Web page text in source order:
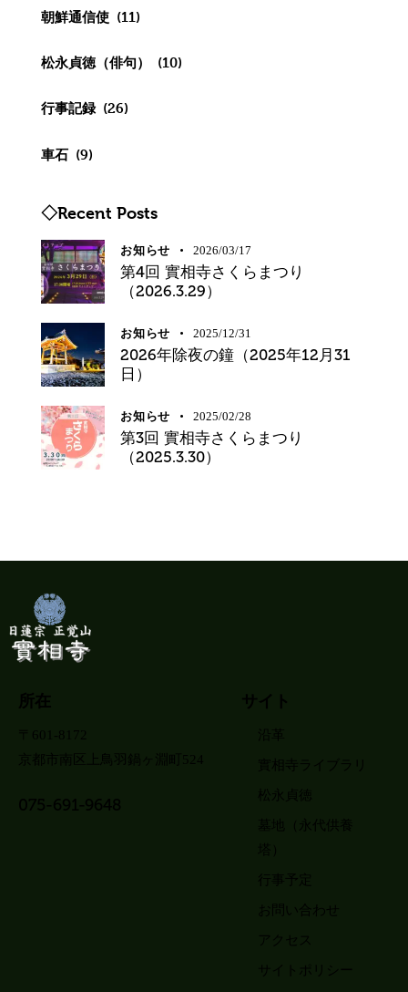
朝鮮通信使 (11)
松永貞徳（俳句） (10)
行事記録 (26)
車石 (9)
◇Recent Posts
お知らせ 2026/03/17
第4回 實相寺さくらまつり
（2026.3.29）
お知らせ 2025/12/31
2026年除夜の鐘（2025年12月31
日）
お知らせ 2025/02/28
第3回 實相寺さくらまつり
（2025.3.30）
所在
〒601-8172
京都市南区上鳥羽鍋ヶ淵町524
075-691-9648
サイト
沿革
實相寺ライブラリ
松永貞徳
墓地（永代供養
塔）
行事予定
お問い合わせ
アクセス
サイトポリシー